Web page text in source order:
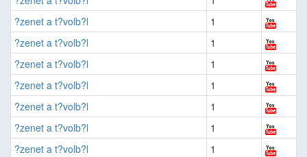
?zenet a t?volb?l
1
?zenet a t?volb?l
1
?zenet a t?volb?l
1
?zenet a t?volb?l
1
?zenet a t?volb?l
1
?zenet a t?volb?l
1
?zenet a t?volb?l
1